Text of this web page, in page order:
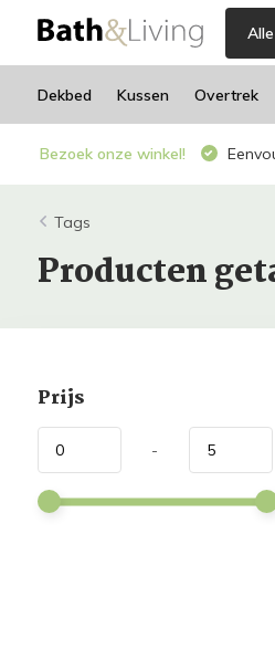
Dekbed Kussen Overtrek
Bezoek onze winkel!
Tags
Producten
Prijs
-